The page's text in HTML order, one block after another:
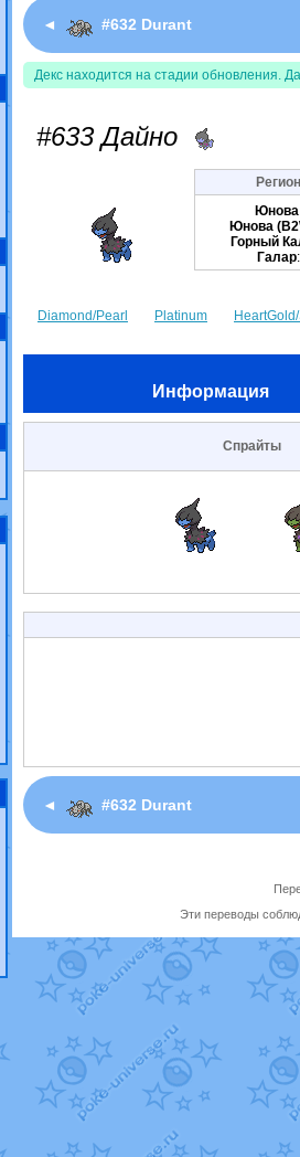
◄ #632 Durant
Декс находится на стадии обновления.
#633 Дайно
Юнова
Юнова
Горный
Галар
Diamond/Pearl Platinum
Информация
Спрайты
◄ #632 Durant
Эти переводы